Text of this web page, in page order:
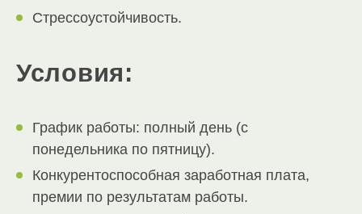
Стрессоустойчивость.
Условия:
График работы: полный день (с
понедельника по пятницу).
Конкурентоспособная заработная плата,
премии по результатам работы.